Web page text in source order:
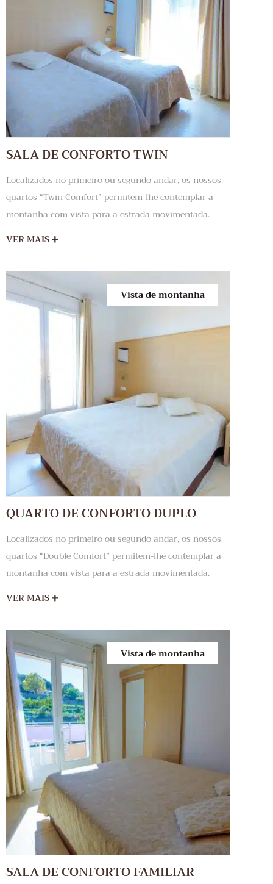
SALA DE CONFORTO TWIN
Localizados no primeiro ou segundo andar, os nossos
quartos “Twin Comfort” permitem-lhe contemplar a
montanha com vista para a estrada movimentada.
VER MAIS
Vista de montanha
QUARTO DE CONFORTO DUPLO
Localizados no primeiro ou segundo andar, os nossos
quartos “Double Comfort” permitem-lhe contemplar a
montanha com vista para a estrada movimentada.
VER MAIS
Vista de montanha
SALA DE CONFORTO FAMILIAR